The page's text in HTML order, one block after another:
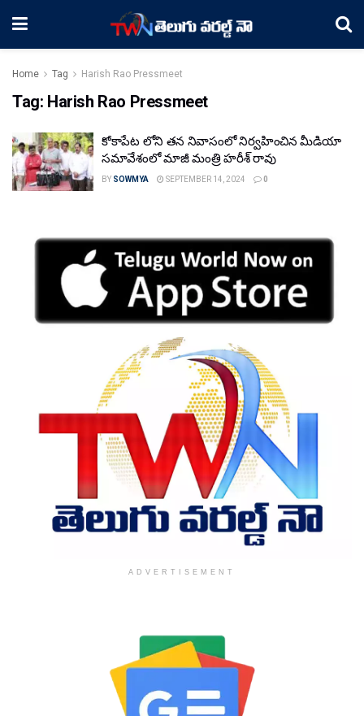
Home Tag Harish Rao Pressmeet
Tag: Harish Rao Pressmeet
కోకాపేట లోని తన నివాసంలో నిర్వహించిన మీడియా
సమావేశంలో మాజీ మంత్రి హరీశ్ రావు
BY SOWMYA SEPTEMBER 14, 2024 0
ADVERTISEMENT